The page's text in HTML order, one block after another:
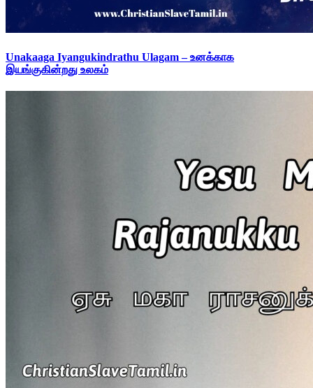
Unakaaga Iyangukindrathu Ulagam – உனக்காக
இயங்குகின்றது உலகம்